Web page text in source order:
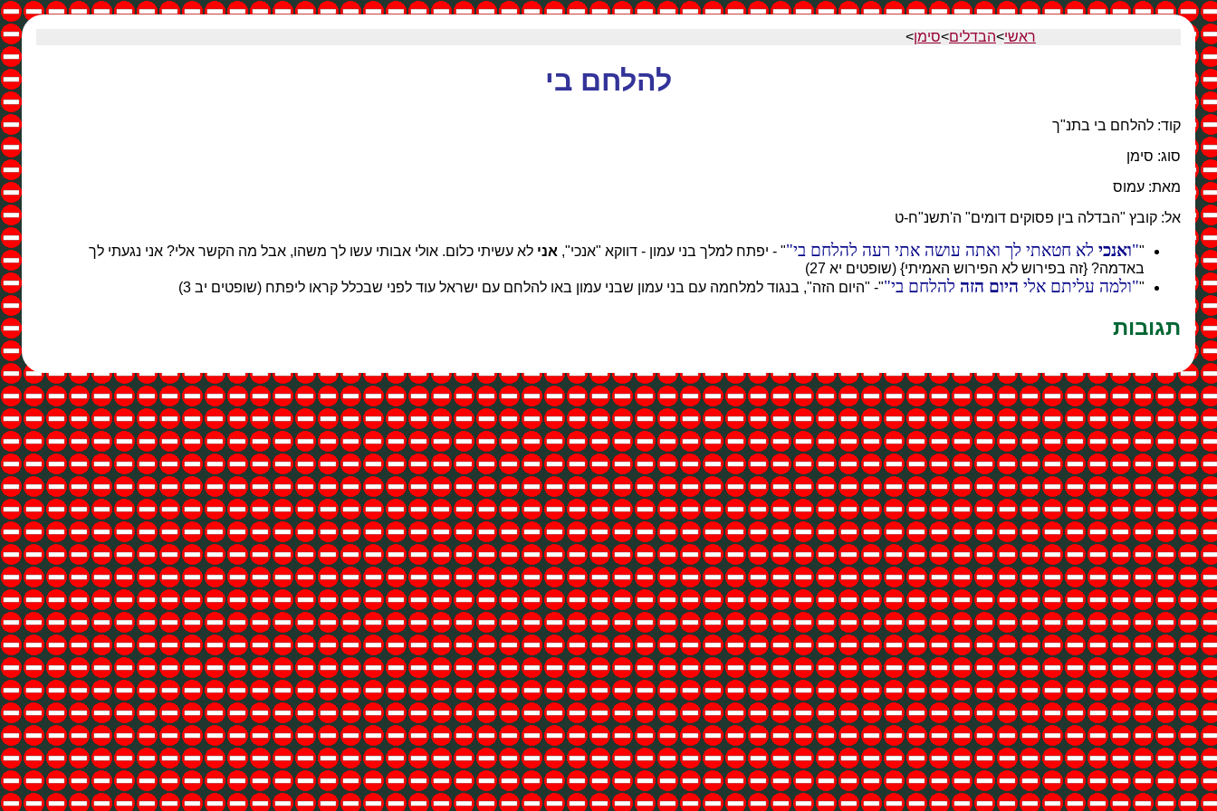
ראשי>הבדלים>סימן>
להלחם בי
קוד: להלחם בי בתנ"ך
סוג: סימן
מאת: עמוס
אל: קובץ "הבדלה בין פסוקים דומים" ה'תשנ"ח-ט
" ואנכי לא חטאתי לך ואתה עושה אתי רעה להלחם בי " - יפתח למלך בני עמון - דווקא "אנכי", אני לא עשיתי כלום. אולי אבותי עשו לך משהו, אבל מה הקשר אלי? אני נגעתי לך
באדמה? {זה בפירוש לא הפירוש האמיתי} (שופטים יא 27)
" ולמה עליתם אלי היום הזה להלחם בי "- "היום הזה", בנגוד למלחמה עם בני עמון שבני עמון באו להלחם עם ישראל עוד לפני שבכלל קראו ליפתח (שופטים יב 3)
תגובות